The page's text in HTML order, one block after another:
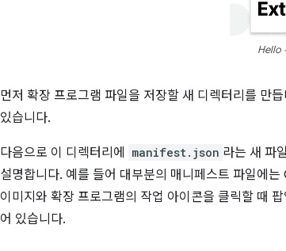
Hello
먼저 확장 프로그램 파일을 저장할 새 디렉터리를 만
있습니다.
다음으로 이 디렉터리에 manifest.json 라는 새 파
설명합니다. 예를 들어 대부분의 매니페스트 파일에
이미지와 확장 프로그램의 작업 아이콘을 클릭할 때
어 있습니다.